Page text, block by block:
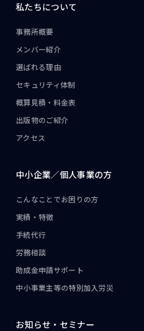
私たちについて
事務所概要
メンバー紹介
選ばれる理由
セキュリティ体制
概算見積・料金表
出版物のご紹介
アクセス
中小企業／個人事業の方
こんなことでお困りの方
実績・特徴
手続代行
労務相談
助成金申請サポート
中小事業主等の特別加入労災
お知らせ・ セミナー